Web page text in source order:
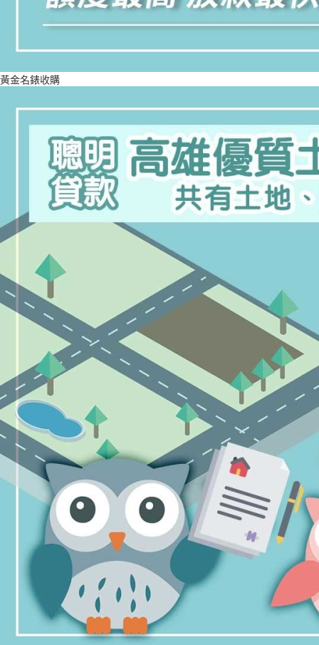
黃金名錶收購